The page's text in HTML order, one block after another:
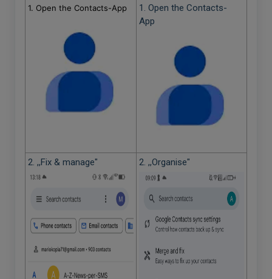
1. Open the Contacts-App
1. Open the Contacts-
App
2. ,,Fix & manage" 2. ,,Organise"